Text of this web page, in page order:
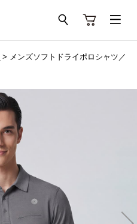
> メンズソフトドライポロシャツ／